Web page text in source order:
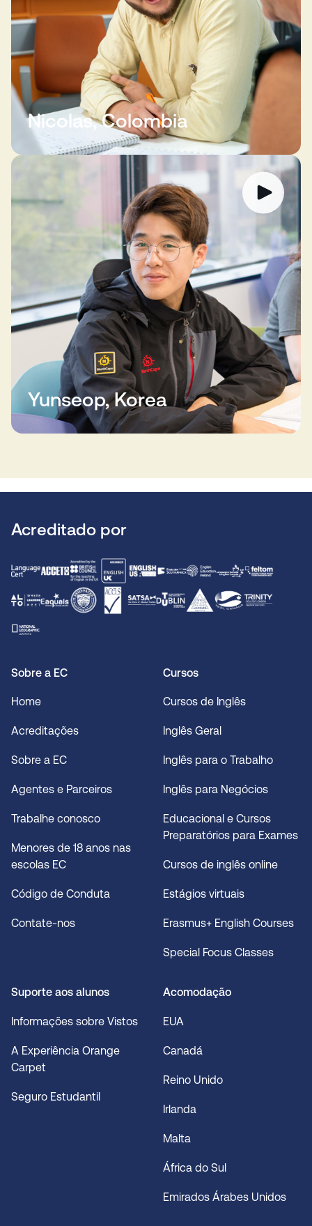
Nicolas, Colombia
Yunseop, Korea
Acreditado por
Sobre a EC
Home
Acreditações
Sobre a EC
Agentes e Parceiros
Trabalhe conosco
Menores de 18 anos nas
escolas EC
Código de Conduta
Contate-nos
Cursos
Cursos de Inglês
Inglês Geral
Inglês para o Trabalho
Inglês para Negócios
Educacional e Cursos
Preparatórios para Exames
Cursos de inglês online
Estágios virtuais
Erasmus+ English Courses
Special Focus Classes
Suporte aos alunos
Informações sobre Vistos
A Experiência Orange
Carpet
Seguro Estudantil
Acomodação
EUA
Canadá
Reino Unido
Irlanda
Malta
África do Sul
Emirados Árabes Unidos